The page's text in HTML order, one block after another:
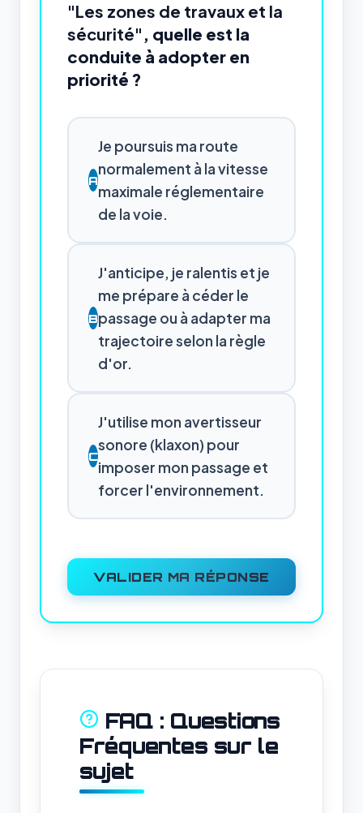
"Les zones de travaux et la
sécurité" , quelle est la
conduite à adopter en
priorité ?
A
Je poursuis ma route
normalement à la vitesse
maximale réglementaire
de la voie.
B
J'anticipe, je ralentis et je
me prépare à céder le
passage ou à adapter ma
trajectoire selon la règle
d'or.
C
J'utilise mon avertisseur
sonore (klaxon) pour
imposer mon passage et
forcer l'environnement.
VALIDER MA RÉPONSE
FAQ : Questions
Fréquentes sur le
sujet